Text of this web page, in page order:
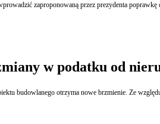
w podatku od